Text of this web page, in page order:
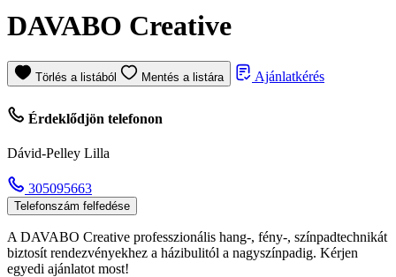
DAVABO Creative
Törlés a listából Mentés a listára Ajánlatkérés
Érdeklődjön telefonon
Dávid-Pelley Lilla
305095663
Telefonszám felfedése
A DAVABO Creative professzionális hang-, fény-, színpadtechnikát
biztosít rendezvényekhez a házibulitól a nagyszínpadig. Kérjen
egyedi ajánlatot most!